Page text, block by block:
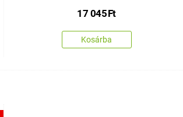
17 045Ft
Kosárba